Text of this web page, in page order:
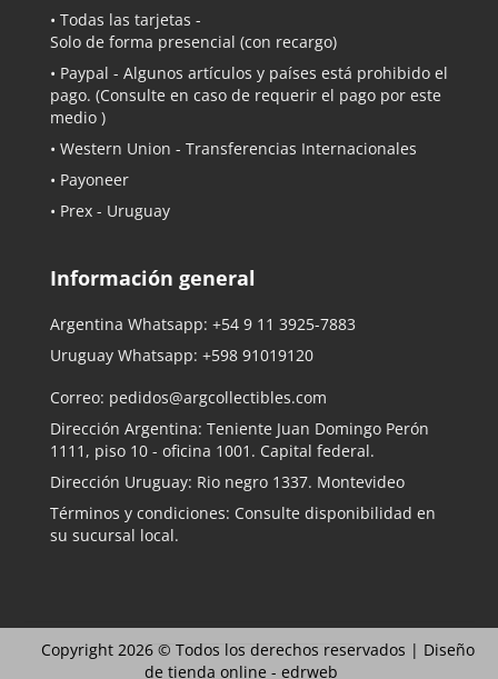
• Todas las tarjetas -
Solo de forma presencial (con recargo)
• Paypal - Algunos artículos y países está prohibido el
pago. (Consulte en caso de requerir el pago por este
medio )
• Western Union - Transferencias Internacionales
• Payoneer
• Prex - Uruguay
Información general
Argentina Whatsapp: +54 9 11 3925-7883
Uruguay Whatsapp: +598 91019120
Correo: pedidos@argcollectibles.com
Dirección Argentina: Teniente Juan Domingo Perón
1111, piso 10 - oficina 1001. Capital federal.
Dirección Uruguay: Rio negro 1337. Montevideo
Términos y condiciones: Consulte disponibilidad en
su sucursal local.
Copyright 2026 © Todos los derechos reservados | Diseño
de tienda online - edrweb